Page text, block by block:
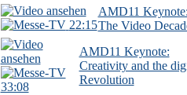
22:15
AMD11 Keynote:
The Video
33:08
AMD11 Keynote:
Creativity and the
Revolution